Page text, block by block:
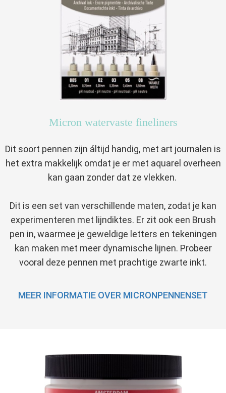
Micron watervaste fineliners
Dit soort pennen zijn áltijd handig, met art journalen is
het extra makkelijk omdat je er met aquarel overheen
kan gaan zonder dat ze vlekken.
Dit is een set van verschillende maten, zodat je kan
experimenteren met lijndiktes. Er zit ook een Brush
pen in, waarmee je geweldige letters en tekeningen
kan maken met meer dynamische lijnen. Probeer
vooral deze pennen met prachtige zwarte inkt.
MEER INFORMATIE OVER MICRONPENNENSET